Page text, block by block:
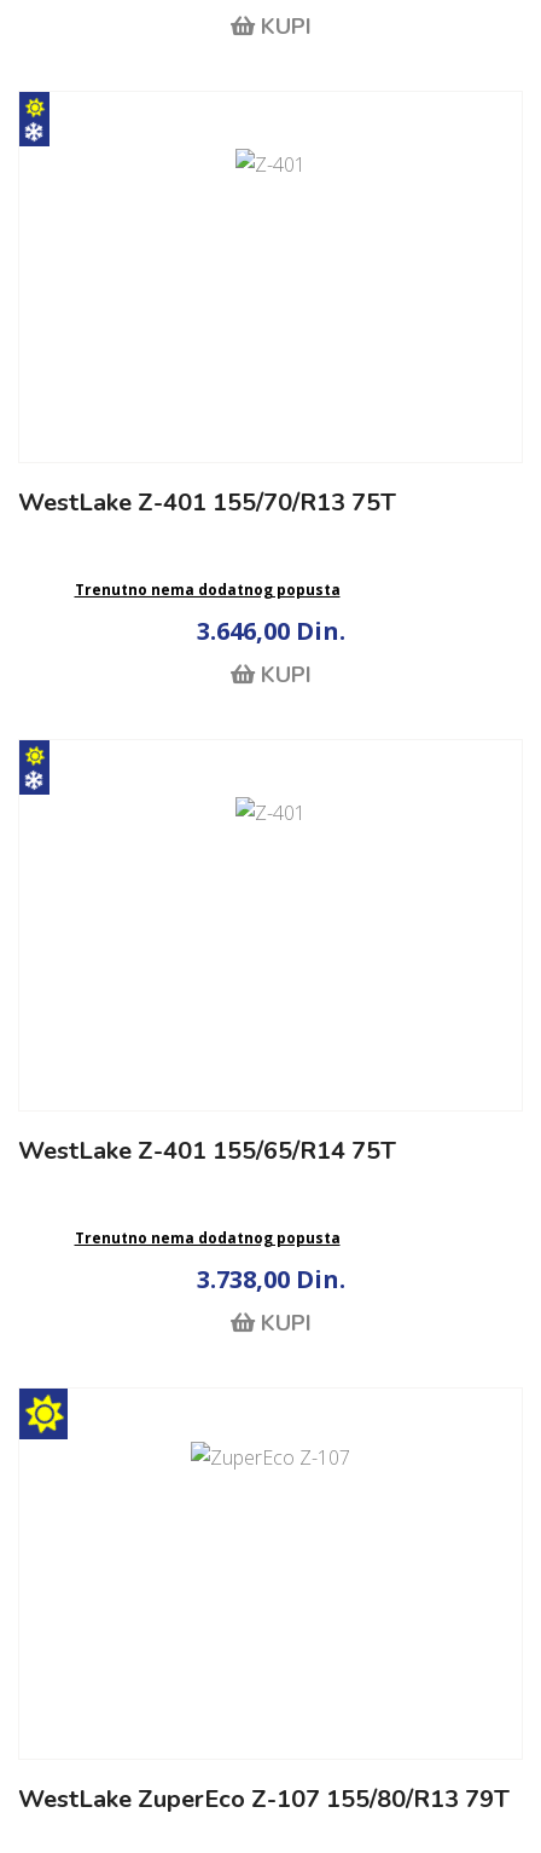
KUPI
WestLake Z-401 155/70/R13 75T
Trenutno nema dodatnog popusta
3.646,00 Din.
KUPI
WestLake Z-401 155/65/R14 75T
Trenutno nema dodatnog popusta
3.738,00 Din.
KUPI
WestLake ZuperEco Z-107 155/80/R13 79T